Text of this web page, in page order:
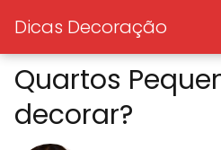
Dicas Decoração
Quartos
decorar?